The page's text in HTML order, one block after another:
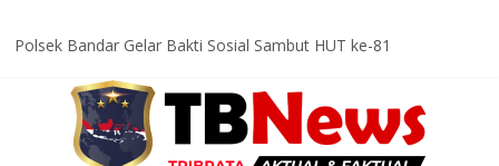
Polsek Bandar Gelar Bakti Sosial Sambut HUT ke-81
Satlantas Polres Bener Meriah Intensifkan Patroli Malam, Cegah
Balap Liar dan Tekan Angka Kecelakaan
Asah Kemampuan Personel, Polres Bener Meriah Gelar Latihan